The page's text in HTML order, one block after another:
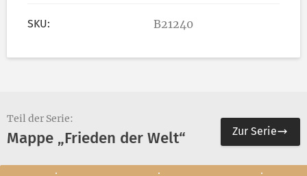
SKU: B21240
Teil der Serie:
Mappe „Frieden der Welt“ Zur Serie